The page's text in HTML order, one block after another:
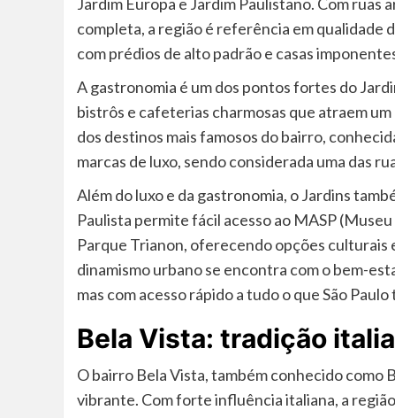
completa, a região é referência em qualidade
com prédios de alto padrão e casas
A gastronomia é um dos pontos fortes do
bistrôs e cafeterias charmosas que atraem
dos destinos mais famosos do bairro,
marcas de luxo, sendo considerada uma das
Além do luxo e da gastronomia, o Jardins
Paulista permite fácil acesso ao MASP
Parque Trianon, oferecendo opções culturais
dinamismo urbano se encontra com o bem-
mas com acesso rápido a tudo o que São
Bela Vista: tradição
O bairro Bela Vista, também conhecido como
vibrante. Com forte influência italiana, a